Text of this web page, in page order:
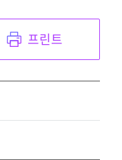
프린트